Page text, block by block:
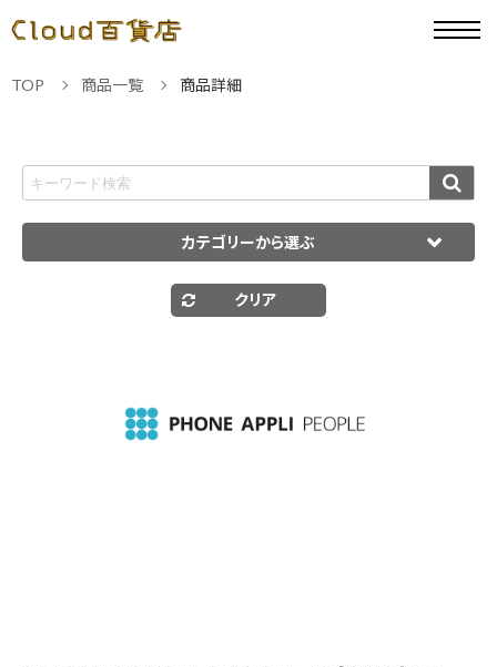
TOP 商品一覧 商品詳細
カテゴリーから選ぶ
クリア